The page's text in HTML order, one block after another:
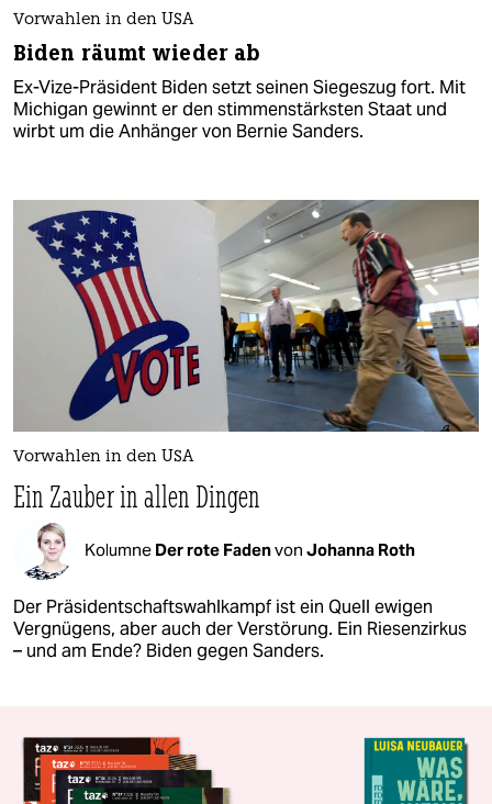
Vorwahlen in den USA
Biden räumt wieder ab
Ex-Vize-Präsident Biden setzt seinen Siegeszug fort. Mit
Michigan gewinnt er den stimmenstärksten Staat und
wirbt um die Anhänger von Bernie Sanders.
Vorwahlen in den USA
Ein Zauber in allen Dingen
Kolumne Der rote Fadenvon Johanna Roth
Der Präsidentschaftswahlkampf ist ein Quell ewigen
Vergnügens, aber auch der Verstörung. Ein Riesenzirkus
– und am Ende? Biden gegen Sanders.